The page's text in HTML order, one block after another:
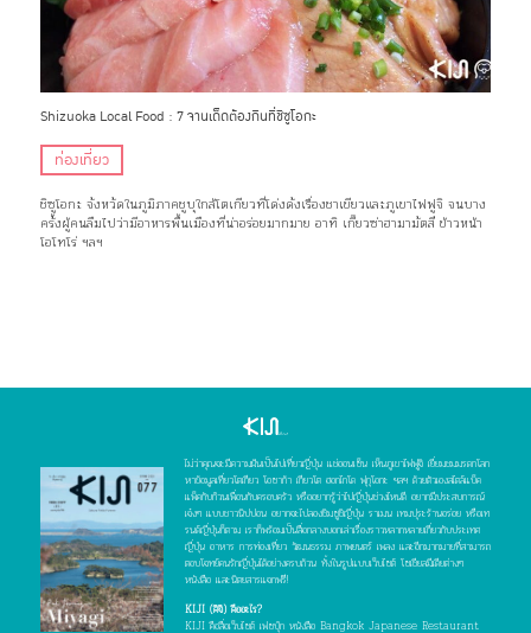
Shizuoka Local Food : 7 จานเด็ดต้องกินที่ชิซูโอกะ
ท่องเที่ยว
ชิซูโอกะ จังหวัดในภูมิภาคชูบุใกล้โตเกียวที่โด่งดังเรื่องชาเขียวและภูเขาไฟฟูจิ จนบาง
ครั้งผู้คนลืมไปว่ามีอาหารพื้นเมืองที่น่าอร่อยมากมาย อาทิ เกี๊ยวซ่าฮามามัตสึ ข้าวหน้า
โอโทโร่ ฯลฯ
ไม่ว่าคุณจะมีความฝันเป็นไปเที่ยวญี่ปุ่น แช่ออนเซ็น เห็นภูเขาไฟฟูจิ เยี่ยมชมมรดกโลก
หาข้อมูลเที่ยวโตเกียว โอซาก้า เกียวโต ฮอกไกโด ฟุกุโอกะ ฯลฯ ด้วยตัวเองสไตล์แบ็ค
แพ็คกับก๊วนเพื่อนกับครอบครัว หรืออยากรู้ว่าไปญี่ปุ่นช่วงไหนดี อยากมีประสบการณ์
เจ๋งๆ แบบชาวนิปปอน อยากจะไปลองชิมซูชิญี่ปุ่น ราเมน เทมปุระร้านอร่อย หรือเท
รนด์ญี่ปุ่นก็ตาม เราก็พร้อมเป็นสื่อกลางบอกเล่าเรื่องราวหลากหลายเกี่ยวกับประเทศ
ญี่ปุ่น อาหาร การท่องเที่ยว วัฒนธรรม ภาพยนตร์ เพลง และอีกมากมายที่สามารถ
ตอบโจทย์คนรักญี่ปุ่นได้อย่างครบถ้วน ทั้งในรูปแบบเว็บไซต์ โซเชียลมีเดียต่างๆ
หนังสือ และนิตยสารแจกฟรี!
KIJI (คิจิ) คืออะไร?
KIJI คือสื่อเว็บไซต์ เฟซบุ๊ก หนังสือ Bangkok Japanese Restaurant